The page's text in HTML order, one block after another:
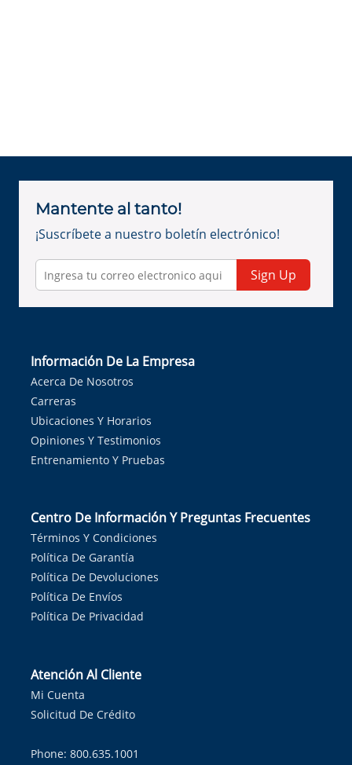
Mantente al tanto!
¡Suscríbete a nuestro boletín electrónico!
Sign Up
Información De La Empresa
Acerca De Nosotros
Carreras
Ubicaciones Y Horarios
Opiniones Y Testimonios
Entrenamiento Y Pruebas
Centro De Información Y Preguntas Frecuentes
Términos Y Condiciones
Política De Garantía
Política De Devoluciones
Política De Envíos
Política De Privacidad
Atención Al Cliente
Mi Cuenta
Solicitud De Crédito
Phone: 800.635.1001